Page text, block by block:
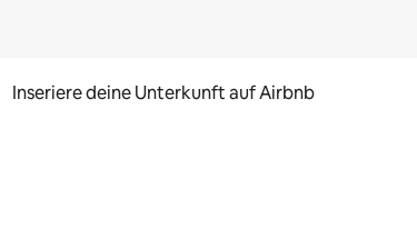
Inseriere deine Unterkunft auf Airbnb